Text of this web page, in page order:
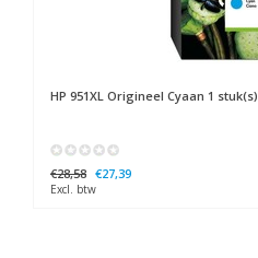
HP 951XL Origineel Cyaan 1 stuk(s)
€28,58 €27,39
Excl. btw